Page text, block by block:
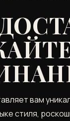
вам
стиля,